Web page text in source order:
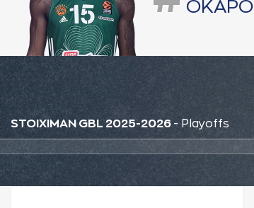
ΟΚAΡΟ
STOIXIMAN GBL 2025-2026 - Playoffs